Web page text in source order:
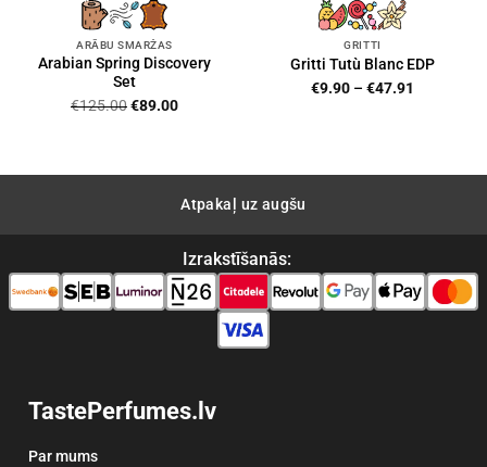
ARĀBU SMARŽAS
Arabian Spring Discovery
Set
€125.00Original
€89.00Current
GRITTI
Gritti Tutù Blanc EDP
€9.90 – €47.91
Atpakaļ uz augšu
Izrakstīšanās:
TastePerfumes.lv
Par mums